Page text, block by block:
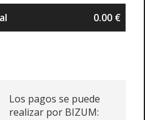
0.00 €
Los pagos se puede
realizar por BIZUM: